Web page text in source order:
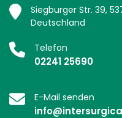
Siegburger Str. 39,
Deutschland
Telefon
02241 25690
E-Mail senden